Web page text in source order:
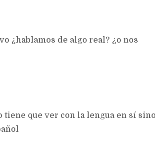
¿hablamos de algo real? ¿o nos
que ver con la lengua en sí